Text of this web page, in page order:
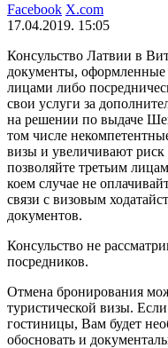
Facebook X.com
17.04.2019. 15:05
Консульство Латвии в
документы, оформленные
лицами либо
свои услуги за
на решении по выдаче
том числе
визы и увеличивают риск
позволяйте третьим
коем случае не
связи с визовым
документов.
Консульство не
посредников.
Отмена бронирования
туристической визы.
гостиницы, Вам будет
обосновать и